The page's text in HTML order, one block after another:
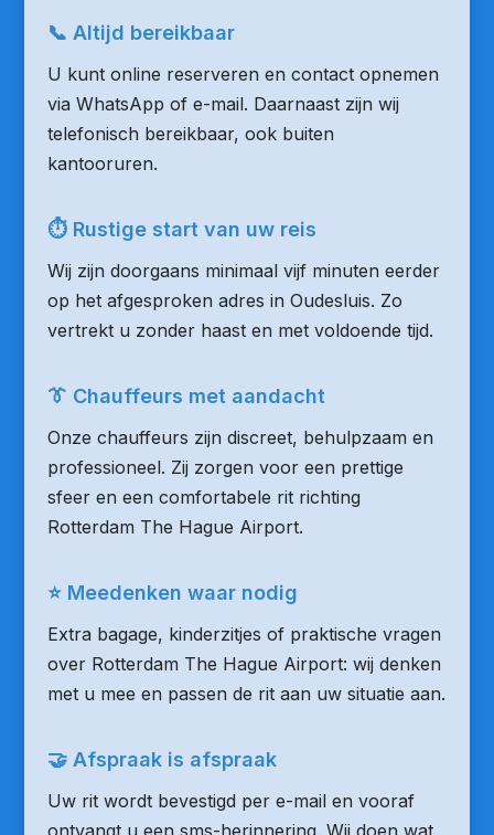
📞 Altijd bereikbaar
U kunt online reserveren en contact opnemen
via WhatsApp of e-mail. Daarnaast zijn wij
telefonisch bereikbaar, ook buiten
kantooruren.
⏱ Rustige start van uw reis
Wij zijn doorgaans minimaal vijf minuten eerder
op het afgesproken adres in Oudesluis. Zo
vertrekt u zonder haast en met voldoende tijd.
👔 Chauffeurs met aandacht
Onze chauffeurs zijn discreet, behulpzaam en
professioneel. Zij zorgen voor een prettige
sfeer en een comfortabele rit richting
Rotterdam The Hague Airport.
⭐ Meedenken waar nodig
Extra bagage, kinderzitjes of praktische vragen
over Rotterdam The Hague Airport: wij denken
met u mee en passen de rit aan uw situatie aan.
🤝 Afspraak is afspraak
Uw rit wordt bevestigd per e-mail en vooraf
ontvangt u een sms-herinnering. Wij doen wat